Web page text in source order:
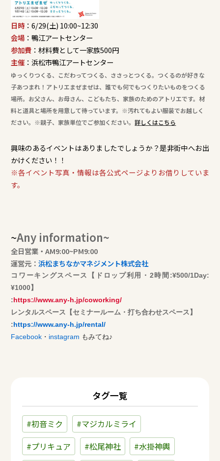
日時 ：6/29(土) 10:00~12:30
会場 ：鴨江アートセンター
参加費 ：材料費として一家族500円
主催 ：浜松市鴨江アートセンター
ゆっくりつくる、こだわってつくる、ささっとつくる。つくるのが好きな
子あつまれ！アトリエまぜまぜは、誰でも何でもつくりたいものをつくる
場所。お父さん、お母さん、こどもたち、家族のためのアトリエです。材
料と道具と場所を用意して待っています。※汚れてもよい服装でお越しく
ださい。※親子、家族単位でご参加ください。詳しくはこちら
興味のあるイベントはありましたでしょうか？是非街中へお出
かけください！！​
※各イベント写真・情報は各公式ページよりお借りしていま
す。
~Any information~
全日営業・AM9:00~PM9:00
運営元：浜松まちなかマネジメント株式会社
コワーキングスペース【ドロップ利用・2時間:¥500/1Day:
¥1000】
:https://www.any-h.jp/coworking/
​レンタルスペース【セミナールーム・打ち合わせスペース】
:https://www.any-h.jp/rental/
Facebook ・ instagram もみてね♪
タグ一覧
#初音ミク
#マジカルミライ
#プリキュア
#松尾神社
#水掛神輿